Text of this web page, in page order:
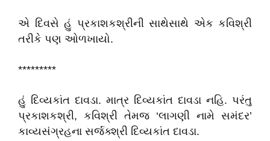
એ દિવસે હું પ્રકાશકશ્રીની સાથેસાથે એક કવિશ્રી
તરીકે પણ ઓળખાયો.
*********
હું દિવ્યકાંત દાવડા. માત્ર દિવ્યકાંત દાવડા નહિ. પરંતુ
પ્રકાશકશ્રી, કવિશ્રી તેમજ ‘લાગણી નામે સમંદર’
કાવ્યસંગ્રહના સર્જક્શ્રી દિવ્યકાંત દાવડા.